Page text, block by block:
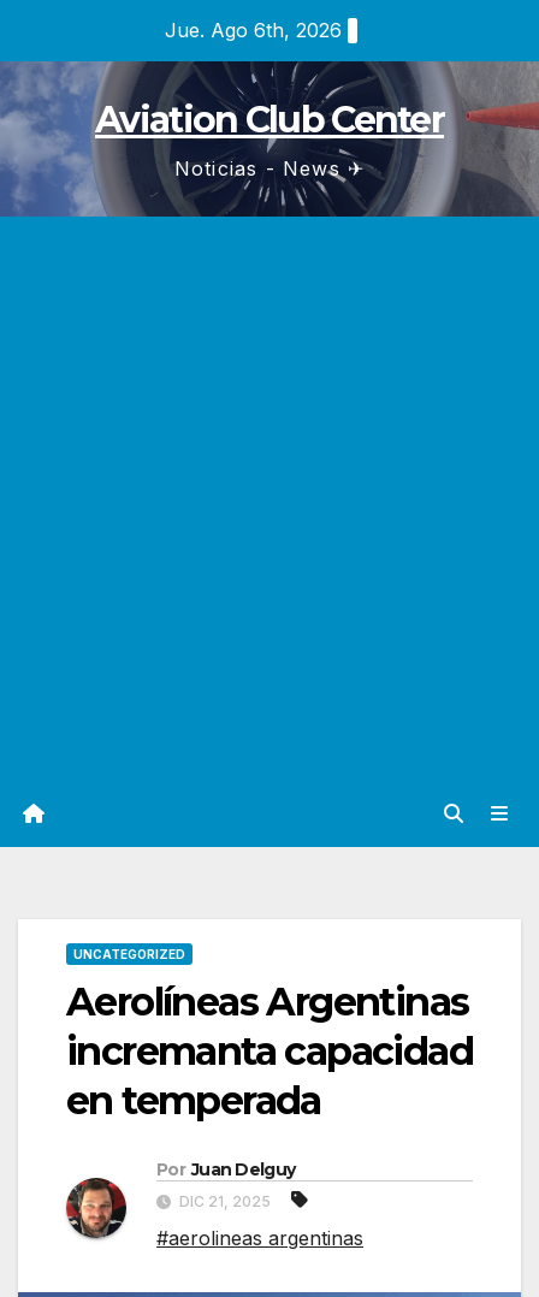
contenido
Jue. Ago 6th, 2026
Aviation Club Center
Noticias - News ✈
UNCATEGORIZED
Aerolíneas Argentinas
incremanta capacidad
en temperada
Por Juan Delguy
DIC 21, 2025
#aerolineas argentinas